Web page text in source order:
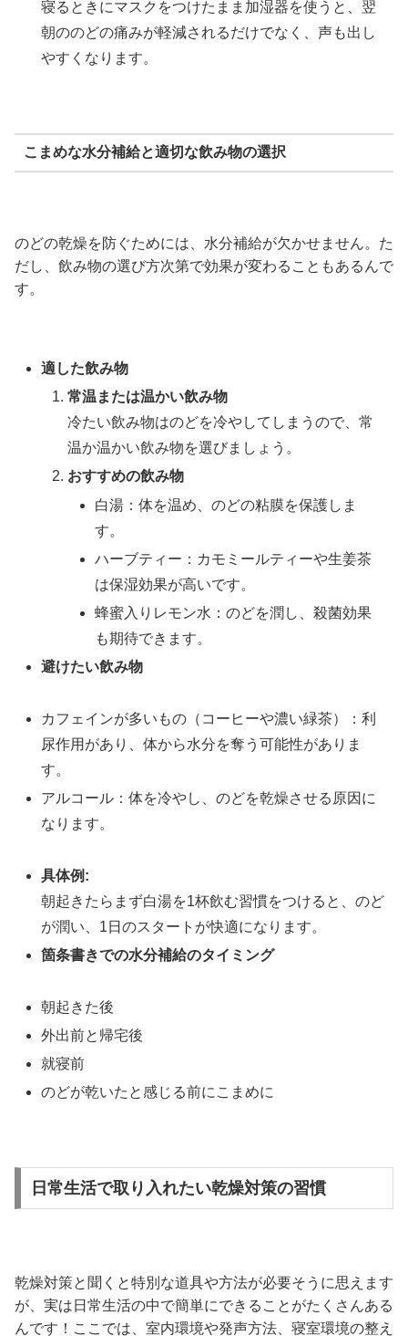
寝るときにマスクをつけたまま加湿器を使うと、翌
朝ののどの痛みが軽減されるだけでなく、声も出し
やすくなります。
こまめな水分補給と適切な飲み物の選択
のどの乾燥を防ぐためには、水分補給が欠かせません。た
だし、飲み物の選び方次第で効果が変わることもあるんで
す。
適した飲み物
常温または温かい飲み物
冷たい飲み物はのどを冷やしてしまうので、常
温か温かい飲み物を選びましょう。
おすすめの飲み物
白湯：体を温め、のどの粘膜を保護しま
す。
ハーブティー：カモミールティーや生姜茶
は保湿効果が高いです。
蜂蜜入りレモン水：のどを潤し、殺菌効果
も期待できます。
避けたい飲み物
カフェインが多いもの（コーヒーや濃い緑茶）：利
尿作用があり、体から水分を奪う可能性がありま
す。
アルコール：体を冷やし、のどを乾燥させる原因に
なります。
具体例:
朝起きたらまず白湯を1杯飲む習慣をつけると、のど
が潤い、1日のスタートが快適になります。
箇条書きでの水分補給のタイミング
朝起きた後
外出前と帰宅後
就寝前
のどが乾いたと感じる前にこまめに
日常生活で取り入れたい乾燥対策の習慣
乾燥対策と聞くと特別な道具や方法が必要そうに思えます
が、実は日常生活の中で簡単にできることがたくさんある
んです！ここでは、室内環境や発声方法、寝室環境の整え